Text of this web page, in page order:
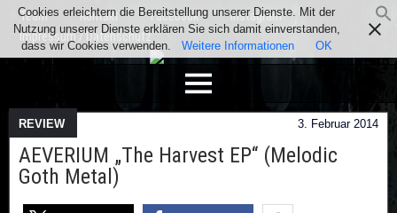
Team Kontakt Facebook
Instagram
Impressum / Datenschutz
REVIEW 3. Februar 2014
AEVERIUM „The Harvest EP“ (Melodic
Goth Metal)
Cookies erleichtern die Bereitstellung unserer Dienste. Mit der
Nutzung unserer Dienste erklären Sie sich damit einverstanden,
dass wir Cookies verwenden.
Weitere Informationen OK